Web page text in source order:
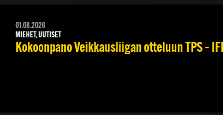
01.08.2026
MIEHET, UUTISET
Kokoonpano Veikkausliigan otteluun TPS –